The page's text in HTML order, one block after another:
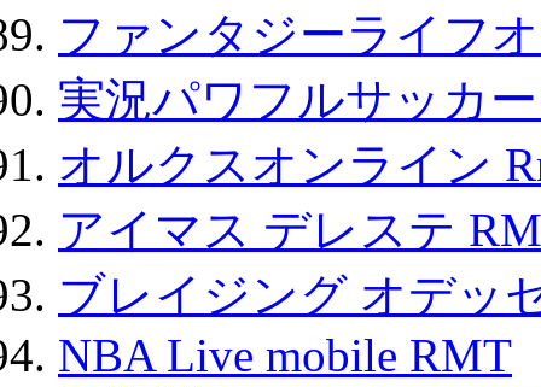
ファンタジーライフ
実況パワフルサッカ
オルクスオンライン
アイマス デレステ
ブレイジング オデッ
NBA Live mobile RMT